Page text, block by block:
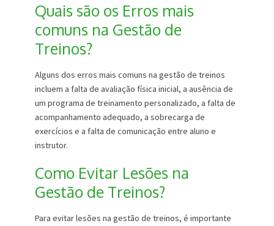
Quais são os Erros mais
comuns na Gestão de
Treinos?
Alguns dos erros mais comuns na gestão de treinos
incluem a falta de avaliação física inicial, a ausência de
um programa de treinamento personalizado, a falta de
acompanhamento adequado, a sobrecarga de
exercícios e a falta de comunicação entre aluno e
instrutor.
Como Evitar Lesões na
Gestão de Treinos?
Para evitar lesões na gestão de treinos, é importante